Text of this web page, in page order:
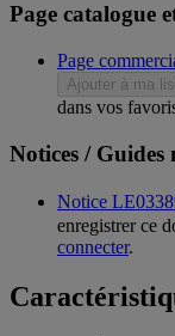
Page catalogue
Page
Ajouter à ma
dans vos
Notices / Guides
Notice
enregistrer ce
connecter.